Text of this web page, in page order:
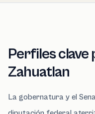
Perfiles clave
Zahuatlan
La gobernatura y el